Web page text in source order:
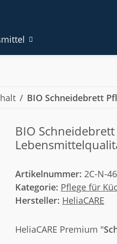
BIO Schneidebrett
BIO
Artikelnummer: 2C-N-
Kategorie: Pflege für
Hersteller: HeliaCARE
HeliaCARE Premium "